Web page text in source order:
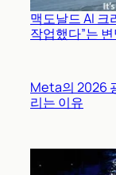
맥도날드 AI 크
작업했다”는
Meta의 2026
리는 이유